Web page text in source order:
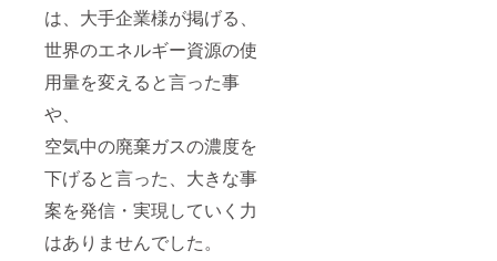
は、大手企業様が掲げる、
世界のエネルギー資源の使
用量を変えると言った事
や、
空気中の廃棄ガスの濃度を
下げると言った、大きな事
案を発信・実現していく力
はありませんでした。